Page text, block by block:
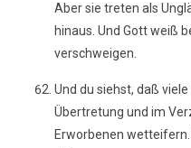
Aber sie treten als
hinaus. Und Gott weiß
verschweigen.
Und du siehst, daß
Übertretung und im
Erworbenen